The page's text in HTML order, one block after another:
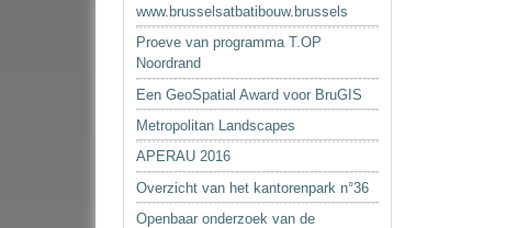
www.brusselsatbatibouw.brussels
Proeve van programma T.OP
Noordrand
Een GeoSpatial Award voor BruGIS
Metropolitan Landscapes
APERAU 2016
Overzicht van het kantorenpark n°36
Openbaar onderzoek van de